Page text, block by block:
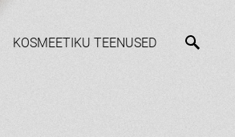
KOSMEETIKU TEENUSED